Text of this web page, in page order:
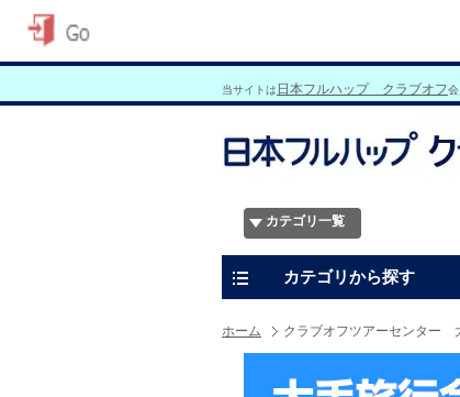
当サイトは 日本フルハップ クラブオフ
カテゴリ一覧
カテゴリから探す
ホーム クラブオフツアーセンター